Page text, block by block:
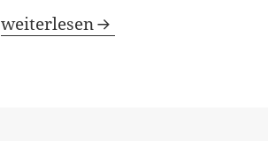
Flächenfraß und Bauwahn im
weiterlesen